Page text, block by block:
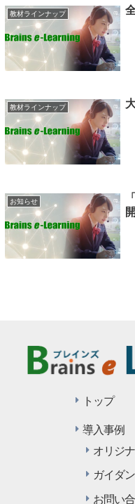
教材ラインナップ
教材ラインナップ
お知らせ
開
トップ
導入事例
オリジ
ガイダ
お問い